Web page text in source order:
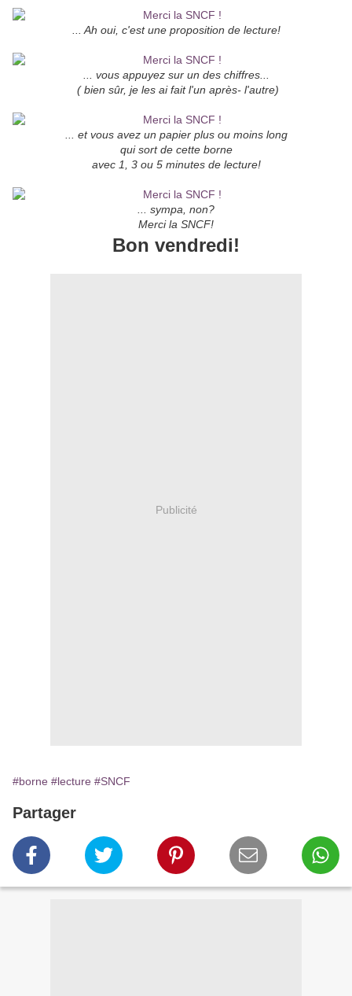
... Ah oui, c'est une proposition de lecture!
... vous appuyez sur un des chiffres...
( bien sûr, je les ai fait l'un après- l'autre)
... et vous avez un papier plus ou moins long
qui sort de cette borne
avec 1, 3 ou 5 minutes de lecture!
... sympa, non?
Merci la SNCF!
Bon vendredi!
Publicité
#borne #lecture #SNCF
Partager